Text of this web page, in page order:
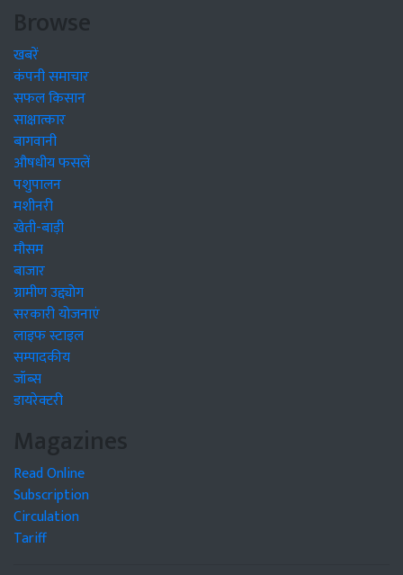
Browse
खबरें
कंपनी समाचार
सफल किसान
साक्षात्कार
बागवानी
औषधीय फसलें
पशुपालन
मशीनरी
खेती-बाड़ी
मौसम
बाजार
ग्रामीण उद्द्योग
सरकारी योजनाएं
लाइफ स्टाइल
सम्पादकीय
जॉब्स
डायरेक्टरी
Magazines
Read Online
Subscription
Circulation
Tariff